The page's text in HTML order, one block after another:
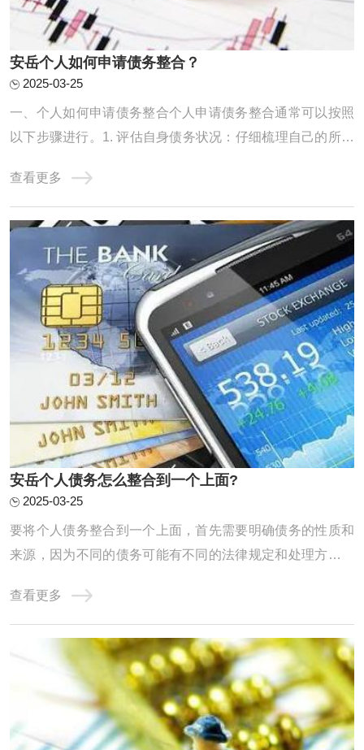
安岳个人如何申请债务整合？
2025-03-25
一、个人如何申请债务整合个人申请债务整合通常可以按照
以下步骤进行。1. 评估自身债务状况：仔细梳理自己的所有
还款期限等信息，以便制定合理的整合计划。2. 寻找合适的
债务整合机构或方式：可以通过咨询金融机构、网上搜索等
方式，了解不同的债务整合途径，如债务协 ...
查看更多
‌安岳个人债务怎么整合到一个上面?
2025-03-25
要将个人债务整合到一个上面，首先需要明确债务的性质和
来源，因为不同的债务可能有不同的法律规定和处理方式。
类单独个人债务：这是指仅由一个人承担的债务，不涉及其
他共同债务人。共同债务：在某些情况下，个人债务可能转
化为共同债务。例如，根据《中华人民共和国 ...
查看更多